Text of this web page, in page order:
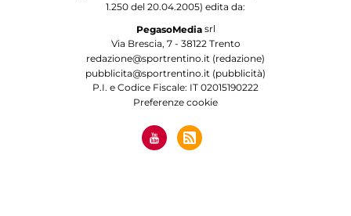
1.250 del 20.04.2005) edita da:
PegasoMediasrl
Via Brescia, 7 - 38122 Trento
redazione@sportrentino.it (redazione)
pubblicita@sportrentino.it (pubblicità)
P.I. e Codice Fiscale: IT 02015190222
Preferenze cookie